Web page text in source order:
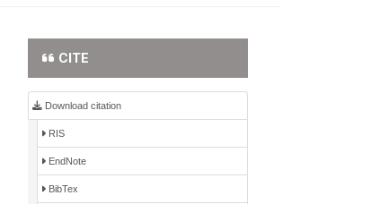
CITE
Download citation
RIS
EndNote
BibTex